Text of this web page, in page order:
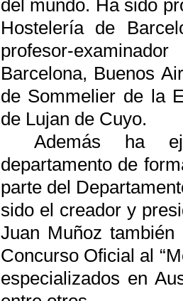
del mundo. Ha sido
Hostelería de
profesor-
Barcelona, Buenos
de Sommelier de la
de Lujan de Cuyo.
Además ha
departamento de
parte del
sido el creador y
Juan Muñoz
Concurso Oficial al
especializados en